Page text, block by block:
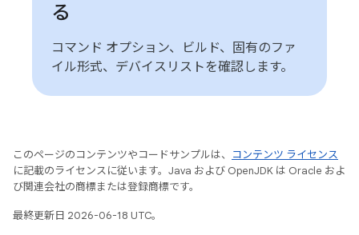
る
コマンド オプション、ビルド、固有のファ
イル形式、デバイスリストを確認します。
このページのコンテンツやコードサンプルは、
コンテンツ ライセンス
に記載のライセンスに従います。Java および OpenJDK は Oracle およ
び関連会社の商標または登録商標です。
最終更新日 2026-06-18 UTC。